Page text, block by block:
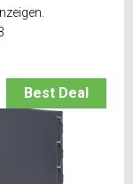
Best Deal